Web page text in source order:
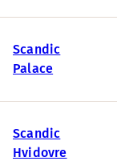
Scandic
Palace
Scandic
Hvidovre